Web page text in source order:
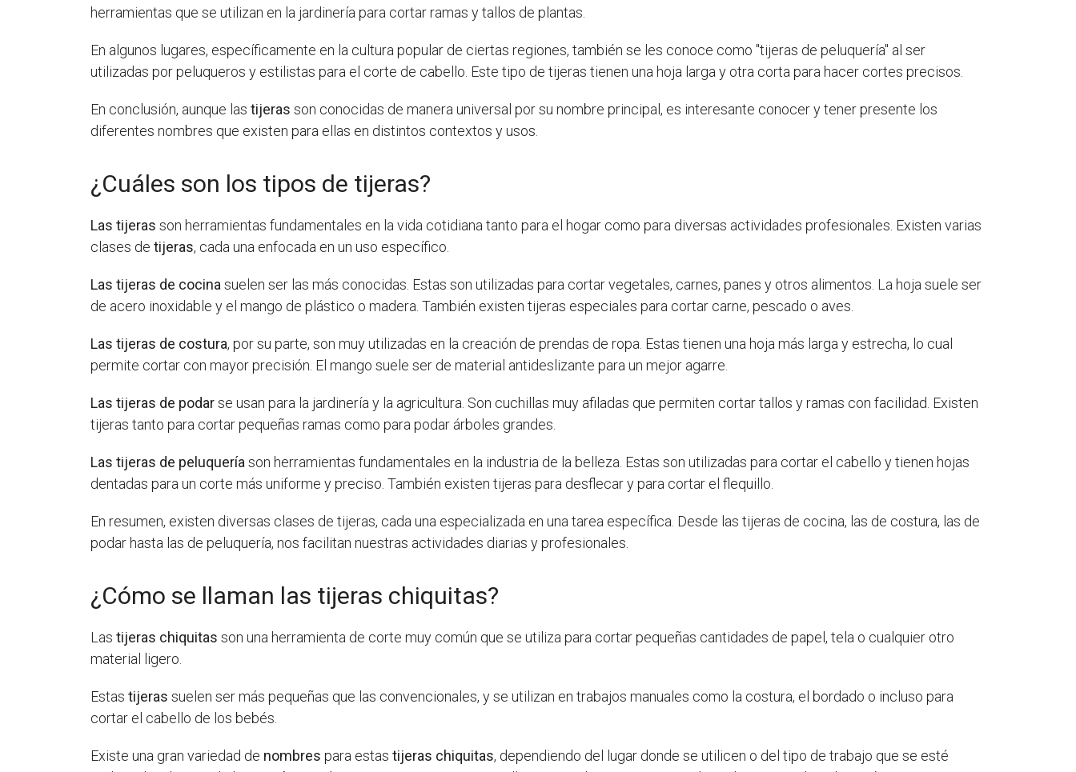
herramientas que se utilizan en la jardinería para cortar ramas y tallos de plantas.
En algunos lugares, específicamente en la cultura popular de ciertas regiones, también se les conoce como "tijeras de peluquería" al ser
utilizadas por peluqueros y estilistas para el corte de cabello. Este tipo de tijeras tienen una hoja larga y otra corta para hacer cortes precisos.
En conclusión, aunque lastijeras son conocidas de manera universal por su nombre principal, es interesante conocer y tener presente los
diferentes nombres que existen para ellas en distintos contextos y usos.
¿Cuáles son los tipos de tijeras?
Las tijeras son herramientas fundamentales en la vida cotidiana tanto para el hogar como para diversas actividades profesionales. Existen varias
clases detijeras, cada una enfocada en un uso específico.
Las tijeras de cocina suelen ser las más conocidas. Estas son utilizadas para cortar vegetales, carnes, panes y otros alimentos. La hoja suele ser
de acero inoxidable y el mango de plástico o madera. También existen tijeras especiales para cortar carne, pescado o aves.
Las tijeras de costura, por su parte, son muy utilizadas en la creación de prendas de ropa. Estas tienen una hoja más larga y estrecha, lo cual
permite cortar con mayor precisión. El mango suele ser de material antideslizante para un mejor agarre.
Las tijeras de podarse usan para la jardinería y la agricultura. Son cuchillas muy afiladas que permiten cortar tallos y ramas con facilidad. Existen
tijeras tanto para cortar pequeñas ramas como para podar árboles grandes.
Las tijeras de peluquería son herramientas fundamentales en la industria de la belleza. Estas son utilizadas para cortar el cabello y tienen hojas
dentadas para un corte más uniforme y preciso. También existen tijeras para desflecar y para cortar el flequillo.
En resumen, existen diversas clases de tijeras, cada una especializada en una tarea específica. Desde las tijeras de cocina, las de costura, las de
podar hasta las de peluquería, nos facilitan nuestras actividades diarias y profesionales.
¿Cómo se llaman las tijeras chiquitas?
Lastijeras chiquitas son una herramienta de corte muy común que se utiliza para cortar pequeñas cantidades de papel, tela o cualquier otro
material ligero.
Estastijeras suelen ser más pequeñas que las convencionales, y se utilizan en trabajos manuales como la costura, el bordado o incluso para
cortar el cabello de los bebés.
Existe una gran variedad de nombres para estastijeras chiquitas, dependiendo del lugar donde se utilicen o del tipo de trabajo que se esté